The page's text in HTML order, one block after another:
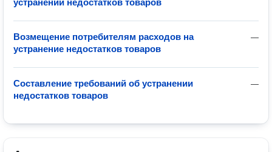
устранении недостатков товаров
—
Возмещение потребителям расходов на
устранение недостатков товаров
—
Составление требований об устранении
недостатков товаров